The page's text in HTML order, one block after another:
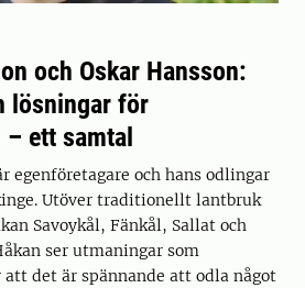
och Oskar Hansson:
lösningar för
ett samtal
egenföretagare och hans odlingar
Utöver traditionellt lantbruk
Savoykål, Fänkål, Sallat och
ser utmaningar som
det är spännande att odla något